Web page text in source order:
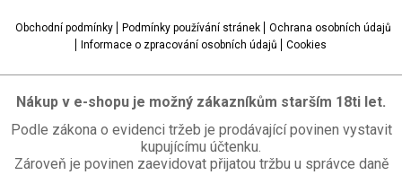
Obchodní podmínky Podmínky používání stránek
Ochrana osobních údajů
Informace o zpracování osobních údajů
Cookies
Nákup v e-shopu je možný zákazníkům starším 18ti let.
Podle zákona o evidenci tržeb je prodávající povinen vystavit
kupujícímu účtenku.
Zároveň je povinen zaevidovat přijatou tržbu u správce daně